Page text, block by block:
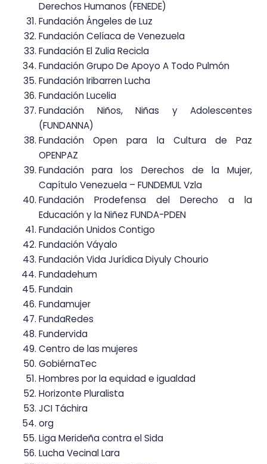
Derechos Humanos (FENEDE)
Fundación Ángeles de Luz
Fundación Celíaca de Venezuela
Fundación El Zulia Recicla
Fundación Grupo De Apoyo A Todo Pulmón
Fundación Iribarren Lucha
Fundación Lucelia
Fundación Niños, Niñas y Adolescentes
(FUNDANNA)
Fundación Open para la Cultura de Paz
OPENPAZ
Fundación para los Derechos de la Mujer,
Capítulo Venezuela – FUNDEMUL Vzla
Fundación Prodefensa del Derecho a la
Educación y la Niñez FUNDA-PDEN
Fundación Unidos Contigo
Fundación Váyalo
Fundación Vida Jurídica Diyuly Chourio
Fundadehum
Fundain
Fundamujer
FundaRedes
Fundervida
Centro de las mujeres
GobiérnaTec
Hombres por la equidad e igualdad
Horizonte Pluralista
JCI Táchira
org
Liga Merideña contra el Sida
Lucha Vecinal Lara